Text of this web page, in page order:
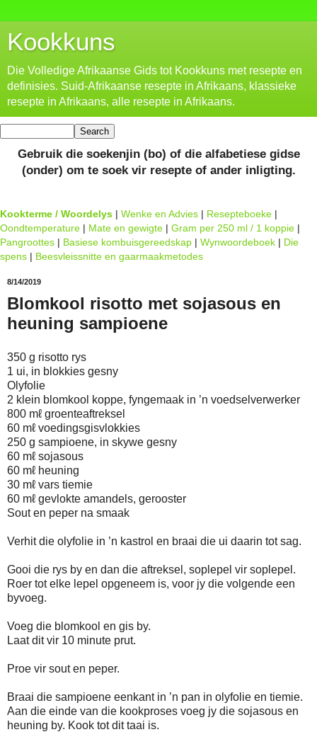
Kookkuns
Die Volledige Afrikaanse Gids tot Kookkuns met resepte en
definisies. Suid-Afrikaanse resepte in Afrikaans, klassieke
resepte in Afrikaans, alle resepte in Afrikaans.
Gebruik die soekenjin (bo) of die alfabetiese gidse
(onder) om te soek vir resepte of ander inligting.
Kookterme / Woordelys | Wenke en Advies | Resepteboeke |
Oondtemperature | Mate en gewigte | Gram per 250 ml / 1 koppie |
Pangroottes | Basiese kombuisgereedskap | Wynwoordeboek | Die
spens | Beesvleissnitte en gaarmaakmetodes
8/14/2019
Blomkool risotto met sojasous en
heuning sampioene
350 g risotto rys
1 ui, in blokkies gesny
Olyfolie
2 klein blomkool koppe, fyngemaak in ’n voedselverwerker
800 mℓ groenteaftreksel
60 mℓ voedingsgisvlokkies
250 g sampioene, in skywe gesny
60 mℓ sojasous
60 mℓ heuning
30 mℓ vars tiemie
60 mℓ gevlokte amandels, gerooster
Sout en peper na smaak
Verhit die olyfolie in ’n kastrol en braai die ui daarin tot sag.
Gooi die rys by en dan die aftreksel, soplepel vir soplepel.
Roer tot elke lepel opgeneem is, voor jy die volgende een
byvoeg.
Voeg die blomkool en gis by.
Laat dit vir 10 minute prut.
Proe vir sout en peper.
Braai die sampioene eenkant in ’n pan in olyfolie en tiemie.
Aan die einde van die kookproses voeg jy die sojasous en
heuning by. Kook tot dit taai is.